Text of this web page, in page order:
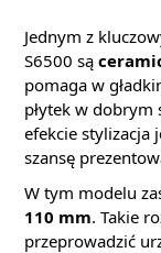
Jednym z
S6500 są
pomaga w
płytek w dobrym
efekcie stylizacja
szansę
W tym modelu
110 mm. Takie
przeprowadzić